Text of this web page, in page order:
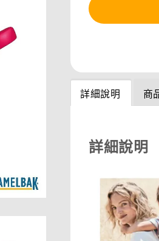
詳細說明 商
詳細說明